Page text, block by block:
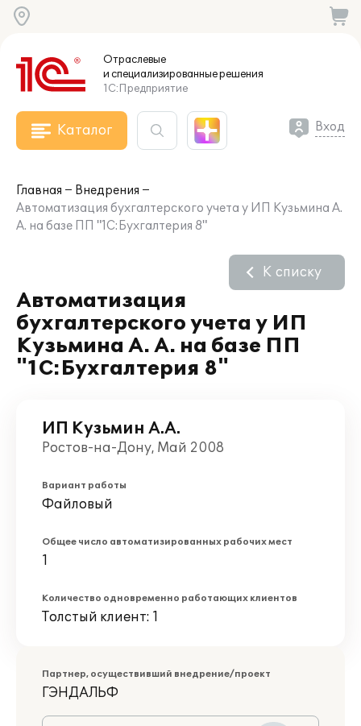
Отраслевые
и специализированныерешения
1С:Предприятие
Каталог Вход
Главная
Внедрения
Автоматизация бухгалтерского учета у ИП Кузьмина А.
А. на базе ПП "1С:Бухгалтерия 8"
Автоматизация
бухгалтерского учета у ИП
Кузьмина А. А. на базе ПП
"1С:Бухгалтерия 8"
К списку
ИП Кузьмин А.А.
Ростов-на-Дону, Май 2008
Вариант работы
Файловый
Общее число автоматизированных рабочих мест
1
Количество одновременно работающих клиентов
Толстый клиент: 1
Партнер, осуществивший внедрение/проект
ГЭНДАЛЬФ